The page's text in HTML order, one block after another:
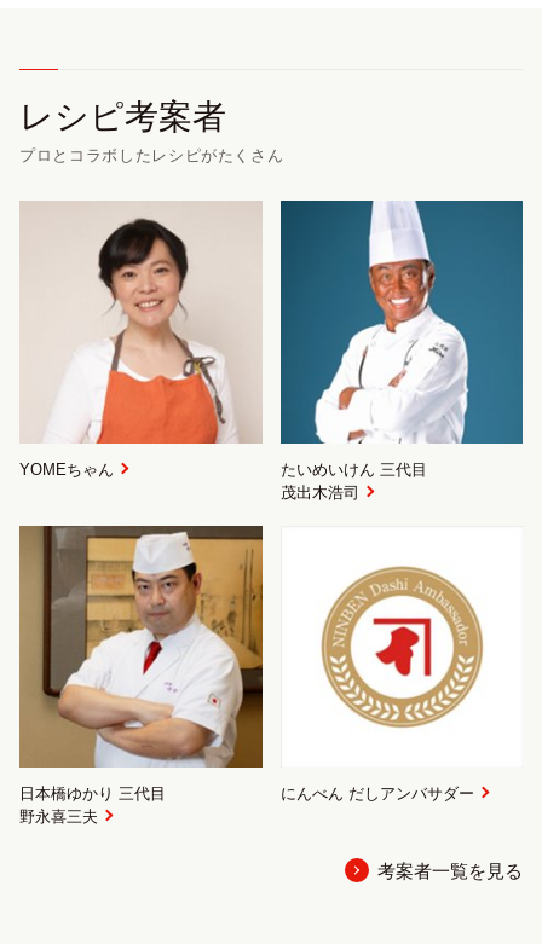
レシピ考案者
プロとコラボしたレシピがたくさん
YOMEちゃん
たいめいけん 三代目
茂出木浩司
日本橋ゆかり 三代目
野永喜三夫
にんべん だしアンバサダー
考案者一覧を見る